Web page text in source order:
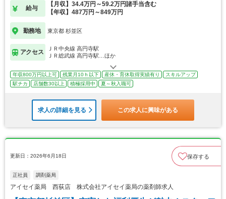
給与
【月収】34.4万円～59.2万円諸手当含む
【年収】487万円～849万円
勤務地 東京都 杉並区
アクセス
ＪＲ中央線 高円寺駅
ＪＲ総武線 高円寺駅…ほか
年収800万円以上可 残業月10ｈ以下 産休・育休取得実績有り
スキルアップ
駅チカ
店舗数30以上 積極採用中 夏～秋入職可
求人の詳細を見る この求人に興味がある
更新日：2026年6月18日 保存する
正社員 調剤薬局
アイセイ薬局 西荻店 株式会社アイセイ薬局の薬剤師求人